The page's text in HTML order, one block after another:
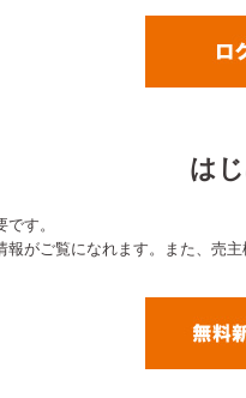
は
です。
がご覧になれます。また、売